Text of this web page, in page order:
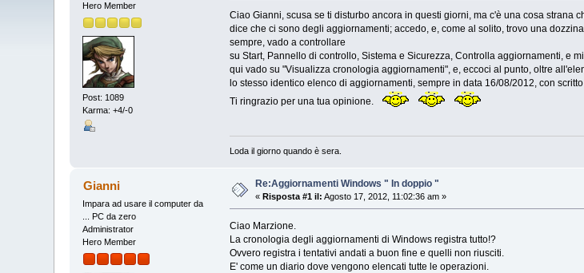
Hero Member
Post: 1089
Karma: +4/-0
Ciao Gianni, scusa se ti disturbo ancora in questi giorni, ma c'è una cosa strana
dice che ci sono degli aggiornamenti; accedo, e, come al solito, trovo una
sempre, vado a controllare
su Start, Pannello di controllo, Sistema e Sicurezza, Controlla aggiornamenti, e
qui vado su "Visualizza cronologia aggiornamenti", e, eccoci al punto, oltre
lo stesso identico elenco di aggiornamenti, sempre in data 16/08/2012, con
Ti ringrazio per una tua opinione.
Loda il giorno quando è sera.
Gianni
Impara ad usare il computer da
... PC da zero
Administrator
Hero Member
Re:Aggiornamenti Windows " In doppio "
«Risposta #1 il: Agosto 17, 2012, 11:02:36 am »
Ciao Marzione.
La cronologia degli aggiornamenti di Windows registra tutto!?
Ovvero registra i tentativi andati a buon fine e quelli non riusciti.
E' come un diario dove vengono elencati tutte le operazioni.